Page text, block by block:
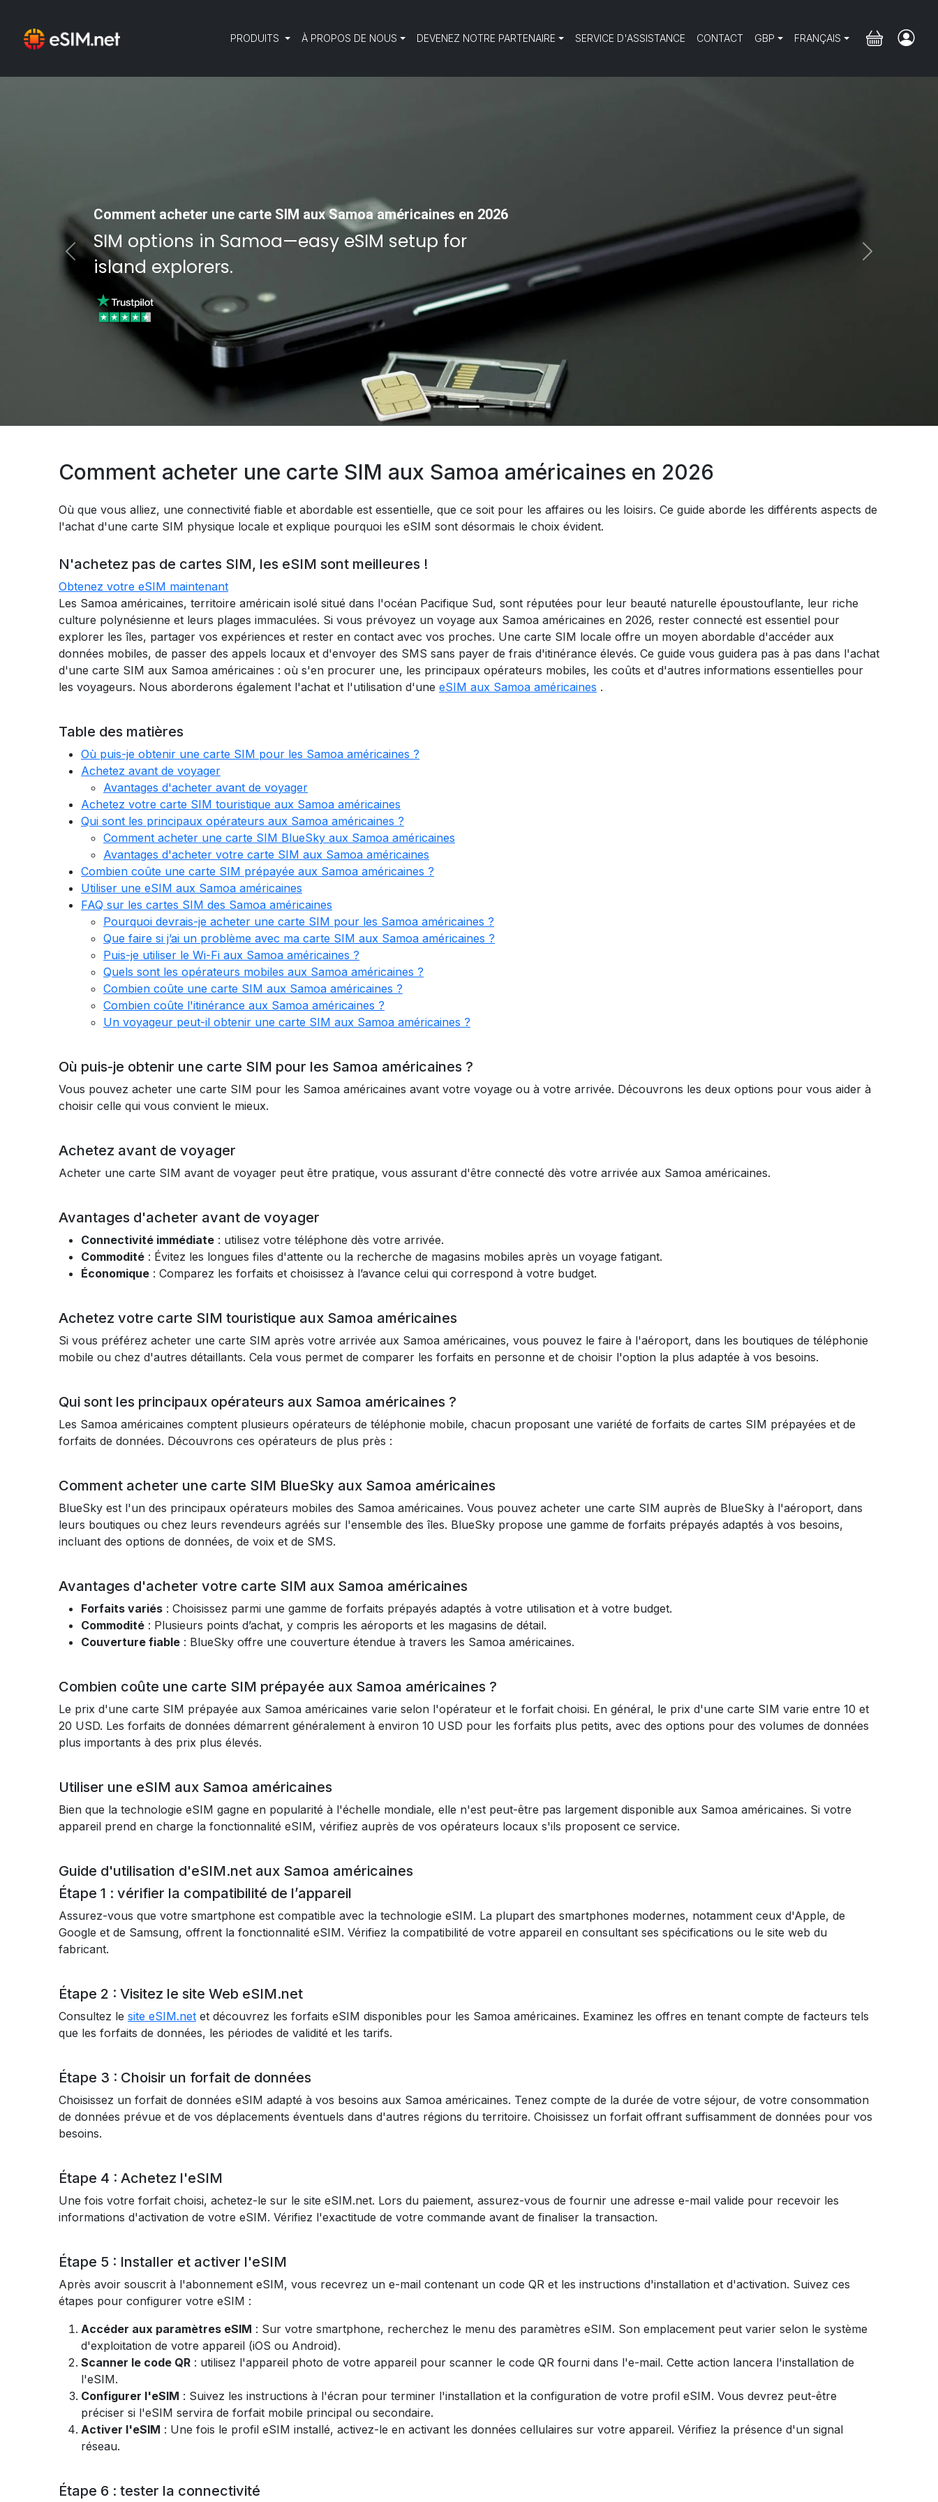
PRODUITS À PROPOS DE NOUS DEVENEZ NOTRE PARTENAIRE SERVICE D'ASSISTANCE CONTACT GBP FRANÇAIS
Comment acheter une carte SIM aux Samoa américaines en 2026
SIM options in Samoa—easy eSIM setup for
island explorers.
Previous Next
Comment acheter une carte SIM aux Samoa américaines en 2026
Où que vous alliez, une connectivité fiable et abordable est essentielle, que ce soit pour les affaires ou les loisirs. Ce guide aborde les différents aspects de
l'achat d'une carte SIM physique locale et explique pourquoi les eSIM sont désormais le choix évident.
N'achetez pas de cartes SIM, les eSIM sont meilleures !
Obtenez votre eSIM maintenant
Les Samoa américaines, territoire américain isolé situé dans l'océan Pacifique Sud, sont réputées pour leur beauté naturelle époustouflante, leur riche
culture polynésienne et leurs plages immaculées. Si vous prévoyez un voyage aux Samoa américaines en 2026, rester connecté est essentiel pour
explorer les îles, partager vos expériences et rester en contact avec vos proches. Une carte SIM locale offre un moyen abordable d'accéder aux
données mobiles, de passer des appels locaux et d'envoyer des SMS sans payer de frais d'itinérance élevés. Ce guide vous guidera pas à pas dans l'achat
d'une carte SIM aux Samoa américaines : où s'en procurer une, les principaux opérateurs mobiles, les coûts et d'autres informations essentielles pour
les voyageurs. Nous aborderons également l'achat et l'utilisation d'une eSIM aux Samoa américaines .
Table des matières
Où puis-je obtenir une carte SIM pour les Samoa américaines ?
Achetez avant de voyager
Avantages d'acheter avant de voyager
Achetez votre carte SIM touristique aux Samoa américaines
Qui sont les principaux opérateurs aux Samoa américaines ?
Comment acheter une carte SIM BlueSky aux Samoa américaines
Avantages d'acheter votre carte SIM aux Samoa américaines
Combien coûte une carte SIM prépayée aux Samoa américaines ?
Utiliser une eSIM aux Samoa américaines
FAQ sur les cartes SIM des Samoa américaines
Pourquoi devrais-je acheter une carte SIM pour les Samoa américaines ?
Que faire si j’ai un problème avec ma carte SIM aux Samoa américaines ?
Puis-je utiliser le Wi-Fi aux Samoa américaines ?
Quels sont les opérateurs mobiles aux Samoa américaines ?
Combien coûte une carte SIM aux Samoa américaines ?
Combien coûte l'itinérance aux Samoa américaines ?
Un voyageur peut-il obtenir une carte SIM aux Samoa américaines ?
Où puis-je obtenir une carte SIM pour les Samoa américaines ?
Vous pouvez acheter une carte SIM pour les Samoa américaines avant votre voyage ou à votre arrivée. Découvrons les deux options pour vous aider à
choisir celle qui vous convient le mieux.
Achetez avant de voyager
Acheter une carte SIM avant de voyager peut être pratique, vous assurant d'être connecté dès votre arrivée aux Samoa américaines.
Avantages d'acheter avant de voyager
Connectivité immédiate : utilisez votre téléphone dès votre arrivée.
Commodité : Évitez les longues files d'attente ou la recherche de magasins mobiles après un voyage fatigant.
Économique : Comparez les forfaits et choisissez à l’avance celui qui correspond à votre budget.
Achetez votre carte SIM touristique aux Samoa américaines
Si vous préférez acheter une carte SIM après votre arrivée aux Samoa américaines, vous pouvez le faire à l'aéroport, dans les boutiques de téléphonie
mobile ou chez d'autres détaillants. Cela vous permet de comparer les forfaits en personne et de choisir l'option la plus adaptée à vos besoins.
Qui sont les principaux opérateurs aux Samoa américaines ?
Les Samoa américaines comptent plusieurs opérateurs de téléphonie mobile, chacun proposant une variété de forfaits de cartes SIM prépayées et de
forfaits de données. Découvrons ces opérateurs de plus près :
Comment acheter une carte SIM BlueSky aux Samoa américaines
BlueSky est l'un des principaux opérateurs mobiles des Samoa américaines. Vous pouvez acheter une carte SIM auprès de BlueSky à l'aéroport, dans
leurs boutiques ou chez leurs revendeurs agréés sur l'ensemble des îles. BlueSky propose une gamme de forfaits prépayés adaptés à vos besoins,
incluant des options de données, de voix et de SMS.
Avantages d'acheter votre carte SIM aux Samoa américaines
Forfaits variés : Choisissez parmi une gamme de forfaits prépayés adaptés à votre utilisation et à votre budget.
Commodité : Plusieurs points d’achat, y compris les aéroports et les magasins de détail.
Couverture fiable : BlueSky offre une couverture étendue à travers les Samoa américaines.
Combien coûte une carte SIM prépayée aux Samoa américaines ?
Le prix d'une carte SIM prépayée aux Samoa américaines varie selon l'opérateur et le forfait choisi. En général, le prix d'une carte SIM varie entre 10 et
20 USD. Les forfaits de données démarrent généralement à environ 10 USD pour les forfaits plus petits, avec des options pour des volumes de données
plus importants à des prix plus élevés.
Utiliser une eSIM aux Samoa américaines
Bien que la technologie eSIM gagne en popularité à l'échelle mondiale, elle n'est peut-être pas largement disponible aux Samoa américaines. Si votre
appareil prend en charge la fonctionnalité eSIM, vérifiez auprès de vos opérateurs locaux s'ils proposent ce service.
Guide d'utilisation d'eSIM.net aux Samoa américaines
Étape 1 : vérifier la compatibilité de l’appareil
Assurez-vous que votre smartphone est compatible avec la technologie eSIM. La plupart des smartphones modernes, notamment ceux d'Apple, de
Google et de Samsung, offrent la fonctionnalité eSIM. Vérifiez la compatibilité de votre appareil en consultant ses spécifications ou le site web du
fabricant.
Étape 2 : Visitez le site Web eSIM.net
Consultez le site eSIM.net et découvrez les forfaits eSIM disponibles pour les Samoa américaines. Examinez les offres en tenant compte de facteurs tels
que les forfaits de données, les périodes de validité et les tarifs.
Étape 3 : Choisir un forfait de données
Choisissez un forfait de données eSIM adapté à vos besoins aux Samoa américaines. Tenez compte de la durée de votre séjour, de votre consommation
de données prévue et de vos déplacements éventuels dans d'autres régions du territoire. Choisissez un forfait offrant suffisamment de données pour vos
besoins.
Étape 4 : Achetez l'eSIM
Une fois votre forfait choisi, achetez-le sur le site eSIM.net. Lors du paiement, assurez-vous de fournir une adresse e-mail valide pour recevoir les
informations d'activation de votre eSIM. Vérifiez l'exactitude de votre commande avant de finaliser la transaction.
Étape 5 : Installer et activer l'eSIM
Après avoir souscrit à l'abonnement eSIM, vous recevrez un e-mail contenant un code QR et les instructions d'installation et d'activation. Suivez ces
étapes pour configurer votre eSIM :
Accéder aux paramètres eSIM : Sur votre smartphone, recherchez le menu des paramètres eSIM. Son emplacement peut varier selon le système
d'exploitation de votre appareil (iOS ou Android).
Scanner le code QR : utilisez l'appareil photo de votre appareil pour scanner le code QR fourni dans l'e-mail. Cette action lancera l'installation de
l'eSIM.
Configurer l'eSIM : Suivez les instructions à l'écran pour terminer l'installation et la configuration de votre profil eSIM. Vous devrez peut-être
préciser si l'eSIM servira de forfait mobile principal ou secondaire.
Activer l'eSIM : Une fois le profil eSIM installé, activez-le en activant les données cellulaires sur votre appareil. Vérifiez la présence d'un signal
réseau.
Étape 6 : tester la connectivité